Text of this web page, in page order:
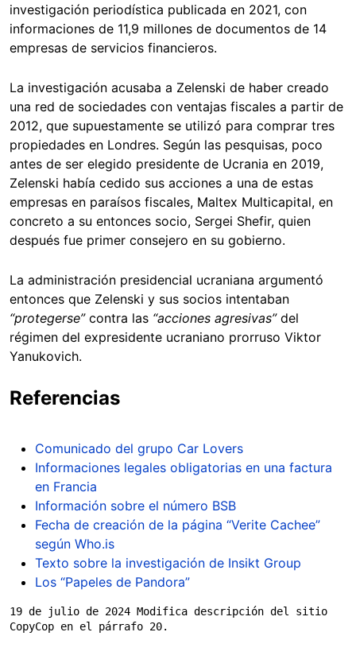
investigación periodística publicada en 2021, con
informaciones de 11,9 millones de documentos de 14
empresas de servicios financieros.
La investigación acusaba a Zelenski de haber creado
una red de sociedades con ventajas fiscales a partir de
2012, que supuestamente se utilizó para comprar tres
propiedades en Londres. Según las pesquisas, poco
antes de ser elegido presidente de Ucrania en 2019,
Zelenski había cedido sus acciones a una de estas
empresas en paraísos fiscales, Maltex Multicapital, en
concreto a su entonces socio, Sergei Shefir, quien
después fue primer consejero en su gobierno.
La administración presidencial ucraniana argumentó
entonces que Zelenski y sus socios intentaban
“protegerse”contra las “acciones agresivas”del
régimen del expresidente ucraniano prorruso Viktor
Yanukovich.
Referencias
Comunicado del grupo Car Lovers
Informaciones legales obligatorias en una factura
en Francia
Información sobre el número BSB
Fecha de creación de la página “Verite Cachee”
según Who.is
Texto sobre la investigación de Insikt Group
Los “Papeles de Pandora”
19 de julio de 2024 Modifica descripción del sitio
CopyCop en el párrafo 20.